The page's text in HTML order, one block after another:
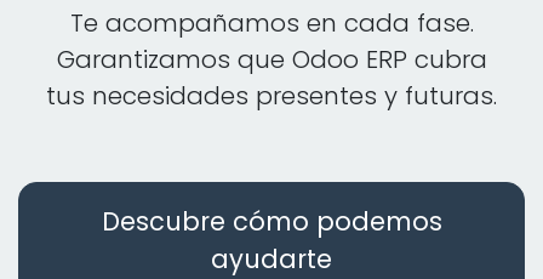
Te acompañamos en cada fase.
Garantizamos que Odoo ERP cubra
tus necesidades presentes y futuras.
Descubre cómo podemos
ayudarte